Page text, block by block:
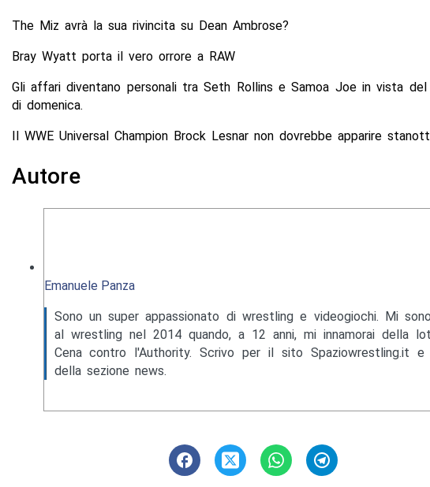
The Miz avrà la sua rivincita su Dean Ambrose?
Bray Wyatt porta il vero orrore a RAW
Gli affari diventano personali tra Seth Rollins e Samoa Joe in vista
di domenica.
Il WWE Universal Champion Brock Lesnar non dovrebbe apparire
Autore
Emanuele Panza
Sono un super appassionato di wrestling e videogiochi. Mi
al wrestling nel 2014 quando, a 12 anni, mi innamorai della
Cena contro l'Authority. Scrivo per il sito Spaziowrestling.it
della sezione news.